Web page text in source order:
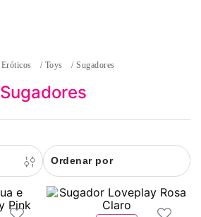
Eróticos Toys Sugadores
Sugadores
Ordenar por